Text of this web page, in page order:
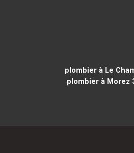
plombier à Le
plombier à Morez